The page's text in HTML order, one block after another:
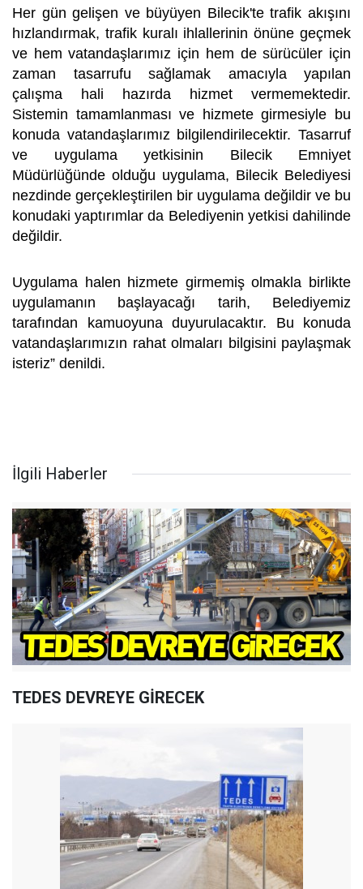
Her gün gelişen ve büyüyen Bilecik'te trafik akışını
hızlandırmak, trafik kuralı ihlallerinin önüne geçmek
ve hem vatandaşlarımız için hem de sürücüler için
zaman tasarrufu sağlamak amacıyla yapılan
çalışma hali hazırda hizmet vermemektedir.
Sistemin tamamlanması ve hizmete girmesiyle bu
konuda vatandaşlarımız bilgilendirilecektir. Tasarruf
ve uygulama yetkisinin Bilecik Emniyet
Müdürlüğünde olduğu uygulama, Bilecik Belediyesi
nezdinde gerçekleştirilen bir uygulama değildir ve bu
konudaki yaptırımlar da Belediyenin yetkisi dahilinde
değildir.
Uygulama halen hizmete girmemiş olmakla birlikte
uygulamanın başlayacağı tarih, Belediyemiz
tarafından kamuoyuna duyurulacaktır. Bu konuda
vatandaşlarımızın rahat olmaları bilgisini paylaşmak
isteriz” denildi.
İlgili Haberler
TEDES DEVREYE GİRECEK